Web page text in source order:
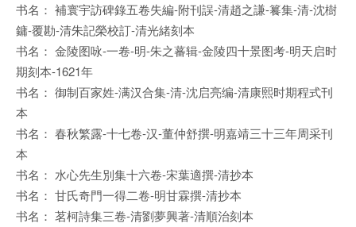
书名： 補寰宇訪碑錄五卷失編-附刊誤-清趙之謙-籑集-清-沈樹
鏞-覆勘-清朱記榮校訂-清光緒刻本
书名： 金陵图咏-一卷-明-朱之蕃辑-金陵四十景图考-明天启时
期刻本-1621年
书名： 御制百家姓-满汉合集-清-沈启亮编-清康熙时期程式刊
本
书名： 春秋繁露-十七卷-汉-董仲舒撰-明嘉靖三十三年周采刊
本
书名： 水心先生別集十六卷-宋葉適撰-清抄本
书名： 甘氏奇門一得二卷-明甘霖撰-清抄本
书名： 茗柯詩集三卷-清劉夢興著-清順治刻本